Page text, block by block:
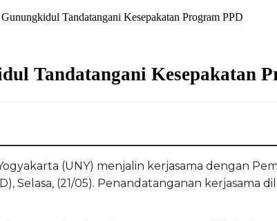
Tandatangani Kesepakatan Program PPD
Tandatangani Kesepakatan
(UNY) menjalin kerjasama dengan
Selasa, (21/05). Penandatanganan kerjasama